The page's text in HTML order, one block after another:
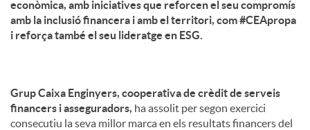
econòmica, amb iniciatives que reforcen el seu compromís
amb la inclusió financera i amb el territori, com #CEApropa
i reforça també el seu lideratge en ESG.
Grup Caixa Enginyers, cooperativa de crèdit de serveis
financers i asseguradors, ha assolit per segon exercici
consecutiu la seva millor marca en els resultats financers del